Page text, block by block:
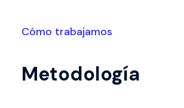
Cómo trabajamos
Metodología